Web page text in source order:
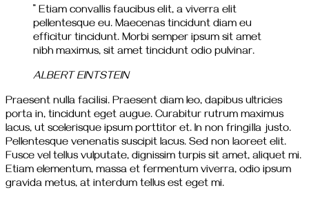
” Etiam convallis faucibus elit, a viverra elit
pellentesque eu. Maecenas tincidunt diam eu
efficitur tincidunt. Morbi semper ipsum sit amet
nibh maximus, sit amet tincidunt odio pulvinar.
ALBERT EINTSTEIN
Praesent nulla facilisi. Praesent diam leo, dapibus ultricies
porta in, tincidunt eget augue. Curabitur rutrum maximus
lacus, ut scelerisque ipsum porttitor et. In non fringilla justo.
Pellentesque venenatis suscipit lacus. Sed non laoreet elit.
Fusce vel tellus vulputate, dignissim turpis sit amet, aliquet mi.
Etiam elementum, massa et fermentum viverra, odio ipsum
gravida metus, at interdum tellus est eget mi.